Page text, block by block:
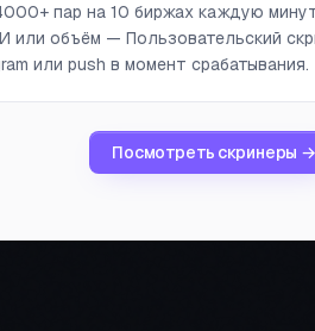
пар на 10 биржах каждую
или объём — Пользовательский
или push в момент срабатывания.
Посмотреть скринеры →